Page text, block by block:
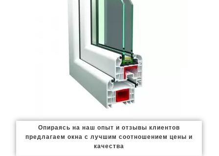
Опираясь на наш опыт и отзывы клиентов
предлагаем окна с лучшим соотношением цены и
качества